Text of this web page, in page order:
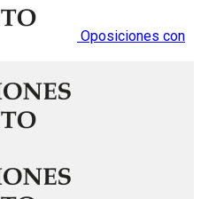
Oposiciones con